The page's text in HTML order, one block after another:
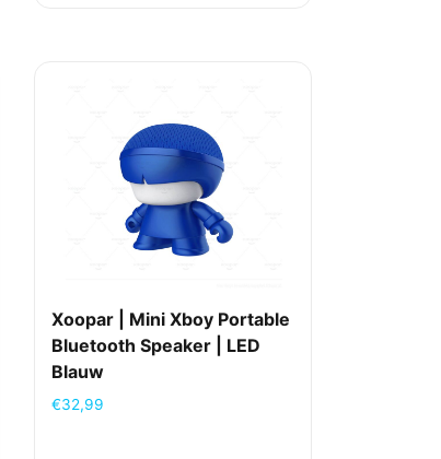
Xoopar | Mini Xboy Portable
Bluetooth Speaker | LED
Blauw
€32,99